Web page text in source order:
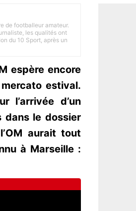
de footballeur amateur.
les qualités ont
du 10 Sport, après un
espère encore
estival.
l’arrivée d’un
dans le dossier
aurait tout
à Marseille :